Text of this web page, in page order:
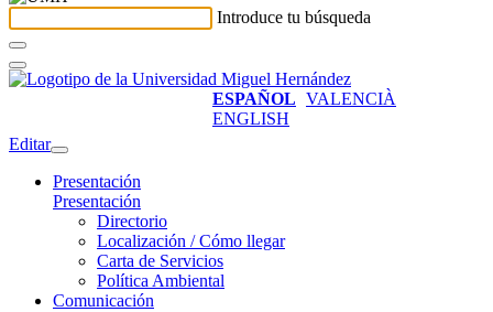
Introduce tu búsqueda
ESPAÑOL VALENCIÀ
ENGLISH
Editar
Presentación
Presentación
Directorio
Localización / Cómo llegar
Carta de Servicios
Política Ambiental
Comunicación